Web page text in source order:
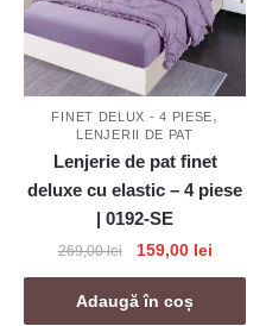
FINET DELUX - 4 PIESE,
LENJERII DE PAT
Lenjerie de pat finet
deluxe cu elastic – 4 piese
| 0192-SE
269,00lei
Prețul
inițial
a
159,00 leiPrețul
curent
Adaugă în coș